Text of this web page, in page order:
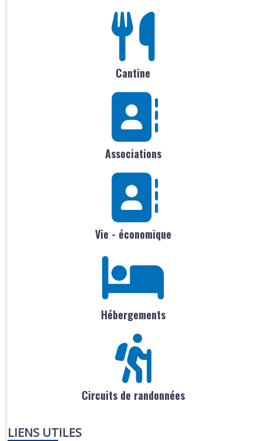
Cantine
Associations
Vie - économique
Hébergements
Circuits de randonnées
LIENS UTILES